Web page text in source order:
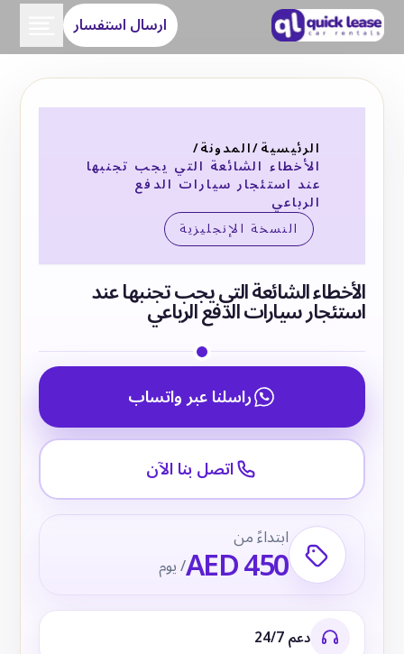
ارسال استفسار
الرئيسية/المدونة/
الأخطاء الشائعة التي يجب تجنبها
عند استئجار سيارات الدفع
الرباعي
النسخة الإنجليزية
الأخطاء الشائعة التي يجب تجنبها عند
استئجار سيارات الدفع الرباعي
راسلنا عبر واتساب
اتصل بنا الآن
ابتداءً من
AED 450/ يوم
دعم 24/7